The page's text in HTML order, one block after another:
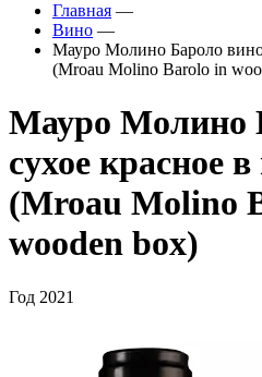
Главная —
Вино —
Мауро Молино Бароло вино
(Mroau Molino Barolo in
Мауро Молино
сухое красное
(Mroau Molino
wooden box)
Год 2021